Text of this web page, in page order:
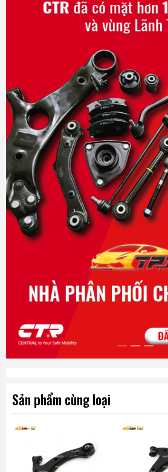
Sản phẩm cùng loại